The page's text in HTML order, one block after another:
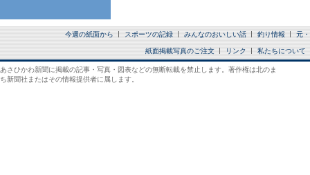
今週の紙面から スポーツの記録 みんなのおいしい話 釣り情報 元
紙面掲載写真のご注文 リンク 私たちについて
あさひかわ新聞に掲載の記事・写真・図表などの無断転載を禁止します。著作権は北のま
ち新聞社またはその情報提供者に属します。